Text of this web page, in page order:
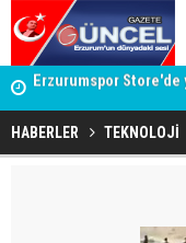
Adalet Bakanı
Böyle bir açıklama
HABERLER TEKNOLOJİ